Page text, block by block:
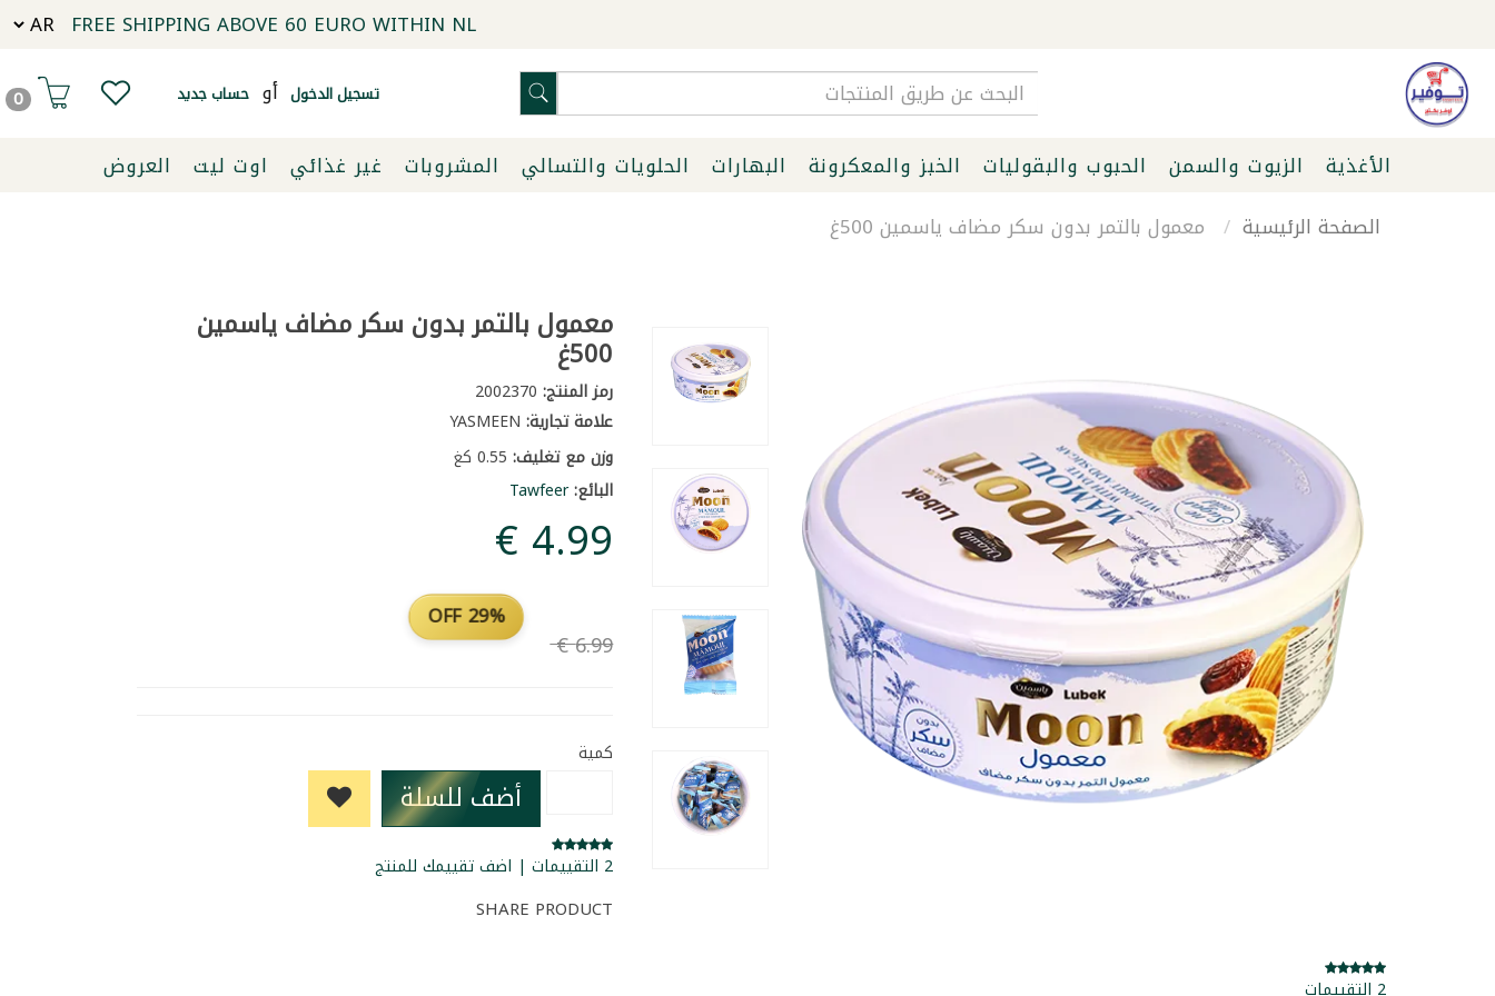
FREE SHIPPING ABOVE 60 EURO WITHIN NL
تسجيل الدخول أو حساب جديد 0
الأغذية الزيوت والسمن الحبوب والبقوليات الخبز والمعكرونة البهارات الحلويات والتسالي المشروبات غير غذائي اوت ليت
العروض
الصفحة الرئيسية
معمول بالتمر بدون سكر مضاف ياسمين 500غ
معمول بالتمر بدون سكر مضاف ياسمين
500غ
رمز المنتج:2002370
علامة تجارية:YASMEEN
وزن مع تغليف:0.55 كغ
البائع:Tawfeer
‏6.99 €
29% OFF
كمية
أضف للسلة
2 التقييمات | اضف تقييمك للمنتج
SHARE PRODUCT
2 التقييمات